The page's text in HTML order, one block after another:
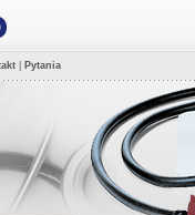
Pytania